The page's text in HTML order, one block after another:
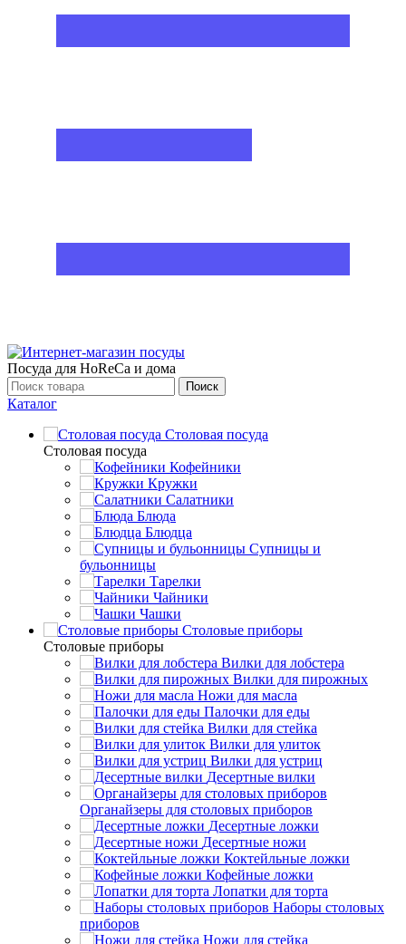
Посуда для HoReCa и дома
Поиск
Каталог
Столовая посуда
Столовая посуда
Кофейники
Кружки
Салатники
Блюда
Блюдца
Супницы и
бульонницы
Тарелки
Чайники
Чашки
Cтоловые приборы
Cтоловые приборы
Вилки для лобстера
Вилки для пирожных
Ножи для масла
Палочки для еды
Вилки для стейка
Вилки для улиток
Вилки для устриц
Десертные вилки
Органайзеры для столовых приборов
Десертные ложки
Десертные ножи
Коктейльные ложки
Кофейные ложки
Лопатки для торта
Наборы столовых
приборов
Ножи для стейка